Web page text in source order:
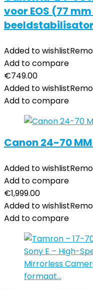
voor EOS (77
Added to wishlist
Add to compare
€749.00
Added to wishlist
Add to compare
Canon 24-70 MM
Added to wishlist
Add to compare
€1,999.00
Added to wishlist
Add to compare